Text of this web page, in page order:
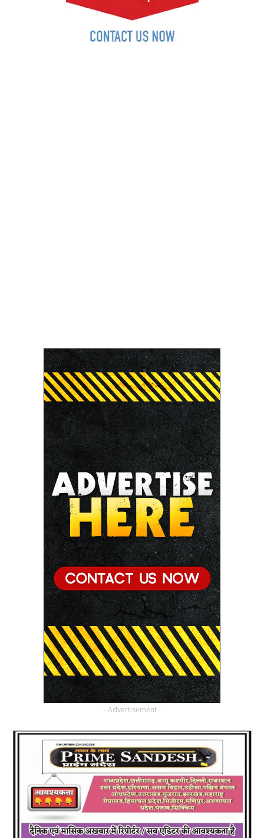
- Advertisement -